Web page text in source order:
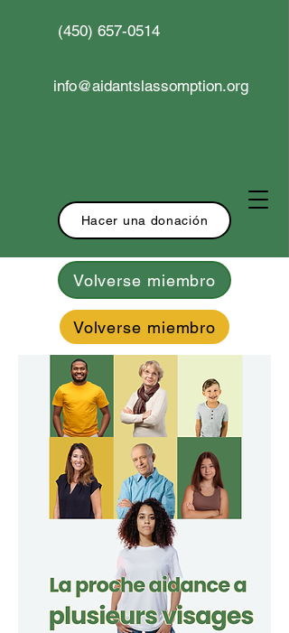
Volverse miembro
Volverse miembro
(450) 657-0514
info@aidantslassomption.org
Hacer una donación